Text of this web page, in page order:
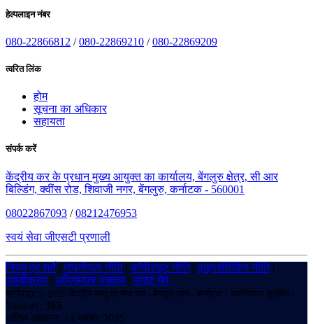
हेल्पलाइन नंबर
080-22866812 /080-22869210 /080-22869209
त्वरित लिंक
होम
सूचना का अधिकार
सहायता
संपर्क करें
केंद्रीय कर के प्रधान मुख्य आयुक्त का कार्यालय, बेंगलुरु क्षेत्र, सी आर
बिल्डिंग, क्वींस रोड, शिवाजी नगर, बेंगलुरु, कर्नाटक - 560001
08022867093 /08212476953
स्वयं सेवा जीएसटी प्रणाली
नियम एवं शर्तें|गोपनीयता नीति|कॉपीराइट नीति|हाइपरलिंकिंग नीति|
अस्वीकरण | अभिगम्यता वक्तव्य |साइट मैप
कॉपीराइट © 2025 केंद्रीय वस्तु एवं सेवा कर - बेंगलुरु ज़ोन - कर्नाटक। सर्वाधिकार सुरक्षित।
Visitors: 365
अंतिम अद्यतन: 14 नवंबर 2025